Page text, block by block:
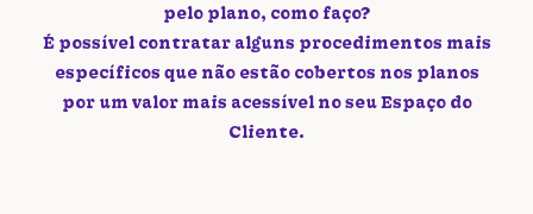
pelo plano, como faço?
É possível contratar alguns procedimentos mais
específicos que não estão cobertos nos planos
por um valor mais acessível no seu Espaço do
Cliente.